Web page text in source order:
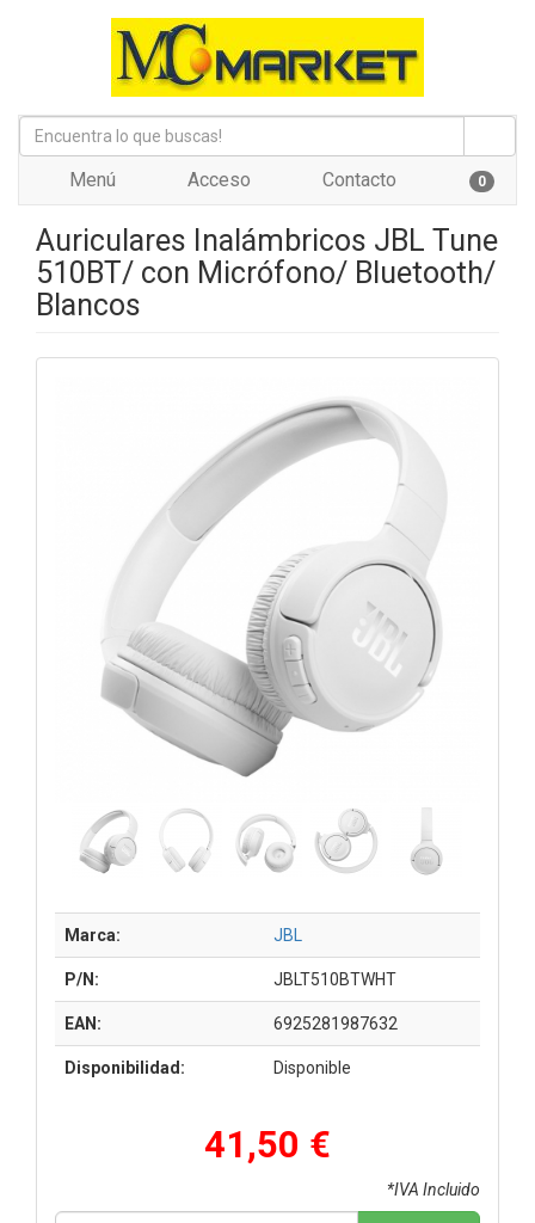
Menú Acceso Contacto 0
Auriculares Inalámbricos JBL Tune
510BT/ con Micrófono/ Bluetooth/
Blancos
Marca: JBL
P/N: JBLT510BTWHT
EAN: 6925281987632
Disponibilidad: Disponible
41,50 €
*IVA Incluido